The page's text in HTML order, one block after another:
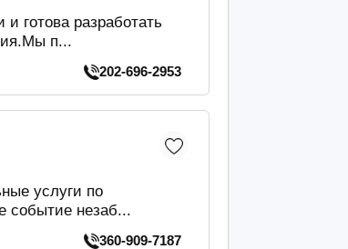
готова разработать
п...
202-696-2953
услуги по
событие незаб...
360-909-7187